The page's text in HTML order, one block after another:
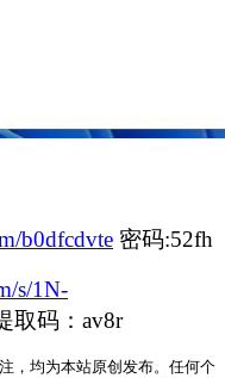
b0dfcdvte 密码:52fh
s/1N-
取码：av8r
，均为本站原创发布。任何个